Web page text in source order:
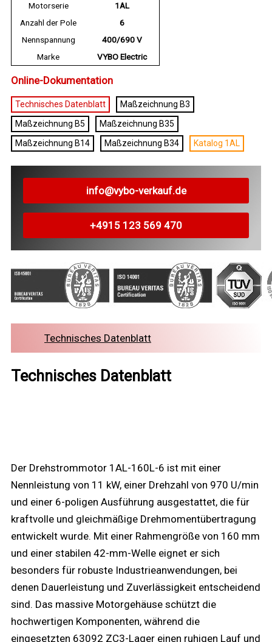
Motorserie
1AL
Anzahl der Pole
6
Nennspannung
400/690 V
Marke
VYBO Electric
Online-Dokumentation
Technisches Datenblatt
Maßzeichnung B3
Maßzeichnung B5
Maßzeichnung B35
Maßzeichnung B14
Maßzeichnung B34 Katalog 1AL
info@vybo-verkauf.de
+4915 123 569 470
Technisches Datenblatt
Technisches Datenblatt
Der Drehstrommotor 1AL-160L-6 ist mit einer
Nennleistung von 11 kW, einer Drehzahl von 970 U/min
und einer 6-poligen Ausführung ausgestattet, die für
kraftvolle und gleichmäßige Drehmomentübertragung
entwickelt wurde. Mit einer Rahmengröße von 160 mm
und einer stabilen 42-mm-Welle eignet er sich
besonders für robuste Industrieanwendungen, bei
denen Dauerleistung und Zuverlässigkeit entscheidend
sind. Das massive Motorgehäuse schützt die
hochwertigen Komponenten, während die
eingesetzten 63092 ZC3-Lager einen ruhigen Lauf und